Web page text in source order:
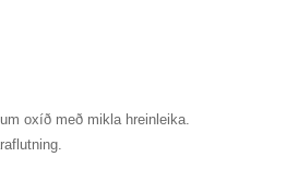
oxíð með mikla hreinleika.